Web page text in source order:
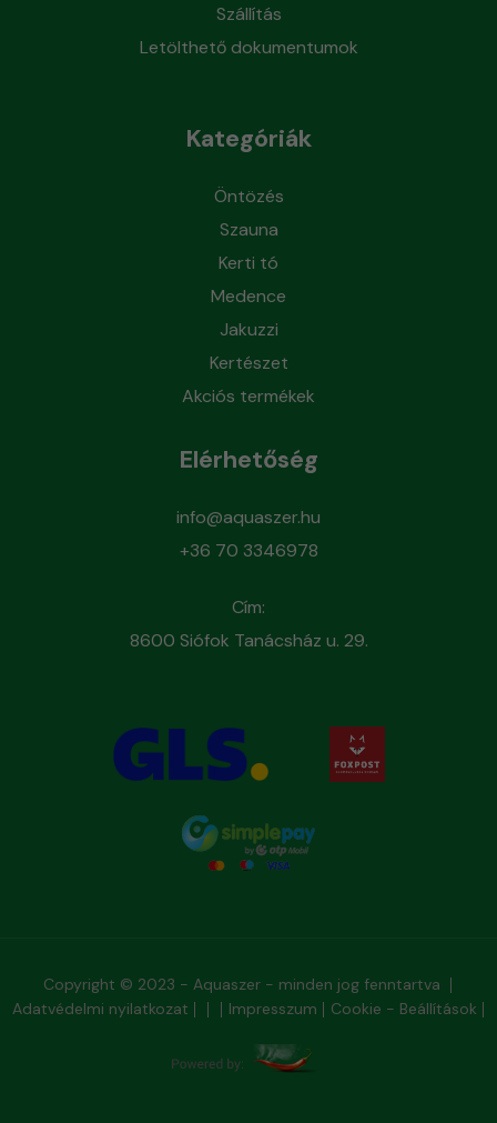
Szállítás
Letölthető dokumentumok
Kategóriák
Öntözés
Szauna
Kerti tó
Medence
Jakuzzi
Kertészet
Akciós termékek
Elérhetőség
info@aquaszer.hu
+36 70 3346978
Cím:
8600 Siófok Tanácsház u. 29.
Copyright © 2023 - Aquaszer - minden jog fenntartva
Adatvédelmi nyilatkozat
Impresszum Cookie - Beállítások